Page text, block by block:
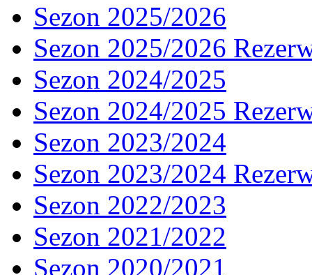
Sezon 2025/2026
Sezon 2025/2026
Sezon 2024/2025
Sezon 2024/2025
Sezon 2023/2024
Sezon 2023/2024
Sezon 2022/2023
Sezon 2021/2022
Sezon 2020/2021